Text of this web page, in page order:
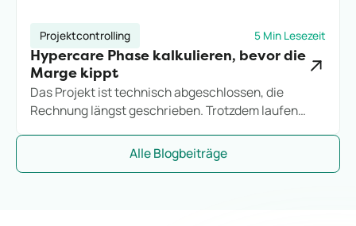
Projektcontrolling 5 Min Lesezeit
Hypercare Phase kalkulieren, bevor die
Marge kippt
Das Projekt ist technisch abgeschlossen, die
Rechnung längst geschrieben. Trotzdem laufen
Hypercare-Phase, bevor sie zum stillen
Alle Blogbeiträge